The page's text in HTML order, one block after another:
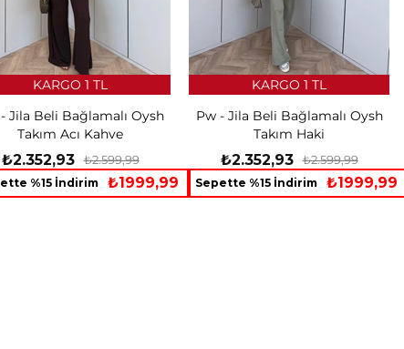
Jila Beli Bağlamalı Oysh
Takım Acı Kahve
₺2.352,93 ₺2.599,99
%15 İndirim ₺1999,99
KARGO 1 TL
Pw - Jila Beli Bağlamalı Oysh
Takım Haki
₺2.352,93 ₺2.599,99
Sepette %15 İndirim ₺1999,99
KARGO 1 TL